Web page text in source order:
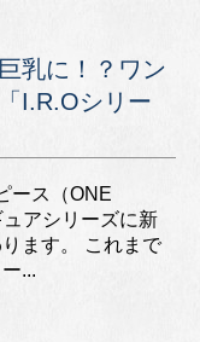
乳に！？ワン
I.R.Oシリー
ース（ONE
アシリーズに新
ます。 これまで
...